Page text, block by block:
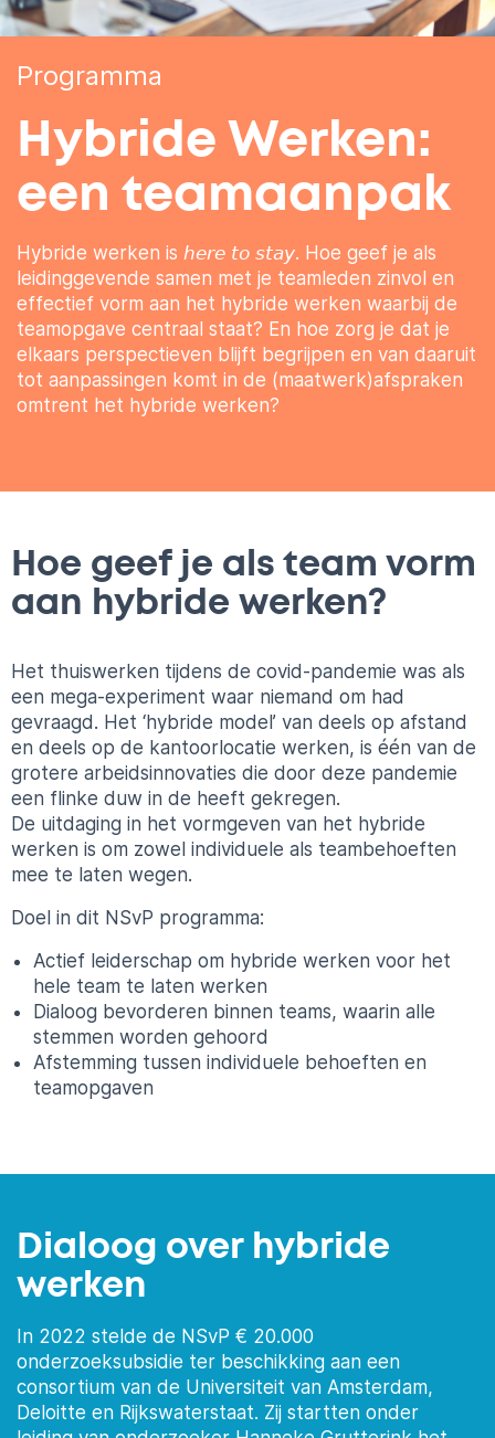
Programma
Hybride Werken:
een teamaanpak
Hybride werken is 𝘩𝘦𝘳𝘦 𝘵𝘰 𝘴𝘵𝘢𝘺. Hoe geef je als
leidinggevende samen met je teamleden zinvol en
effectief vorm aan het hybride werken waarbij de
teamopgave centraal staat? En hoe zorg je dat je
elkaars perspectieven blijft begrijpen en van daaruit
tot aanpassingen komt in de (maatwerk)afspraken
omtrent het hybride werken?
Hoe geef je als team vorm
aan hybride werken?
Het thuiswerken tijdens de covid-pandemie was als
een mega-experiment waar niemand om had
gevraagd. Het ‘hybride model’ van deels op afstand
en deels op de kantoorlocatie werken, is één van de
grotere arbeidsinnovaties die door deze pandemie
een flinke duw in de heeft gekregen.
De uitdaging in het vormgeven van het hybride
werken is om zowel individuele als teambehoeften
mee te laten wegen.
Doel in dit NSvP programma:
Actief leiderschap om hybride werken voor het
hele team te laten werken
Dialoog bevorderen binnen teams, waarin alle
stemmen worden gehoord
Afstemming tussen individuele behoeften en
teamopgaven
Dialoog over hybride
werken
In 2022 stelde de NSvP € 20.000
onderzoeksubsidie ter beschikking aan een
consortium van de Universiteit van Amsterdam,
Deloitte en Rijkswaterstaat. Zij startten onder